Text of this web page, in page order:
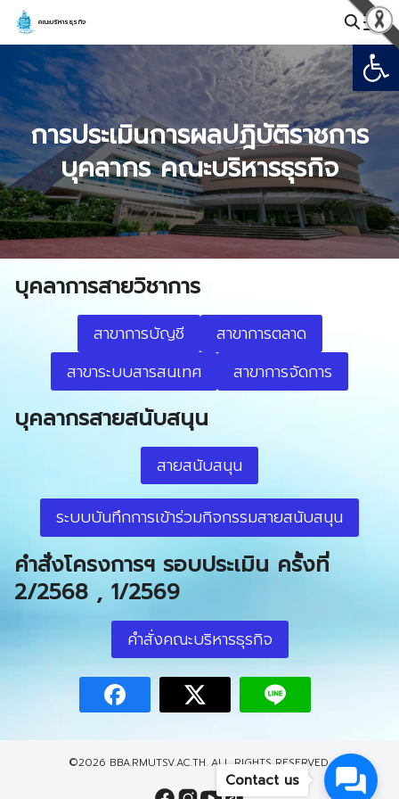
Skip
content
คณะบริหารธุรกิจ
Search
for:
การประเมินการผลปฎิบัติราชการ
บุคลากร คณะบริหารธุรกิจ
บุคลาการสายวิชาการ
สาขาการบัญชี
สาขาการตลาด
สาขาระบบสารสนเทศ
สาขาการจัดการ
บุคลากรสายสนับสนุน
สายสนับสนุน
ระบบบันทึกการเข้าร่วมกิจกรรมสายสนับสนุน
คำสั่งโครงการฯ รอบประเมิน ครั้งที่
2/2568 , 1/2569
คำสั่งคณะบริหารธุรกิจ
©2026 BBA.RMUTSV.AC.TH. ALL RIGHTS RESERVED.
Contact us